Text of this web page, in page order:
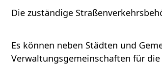
Die zuständige
Es können neben Städten und
Verwaltungsgemeinschaften für